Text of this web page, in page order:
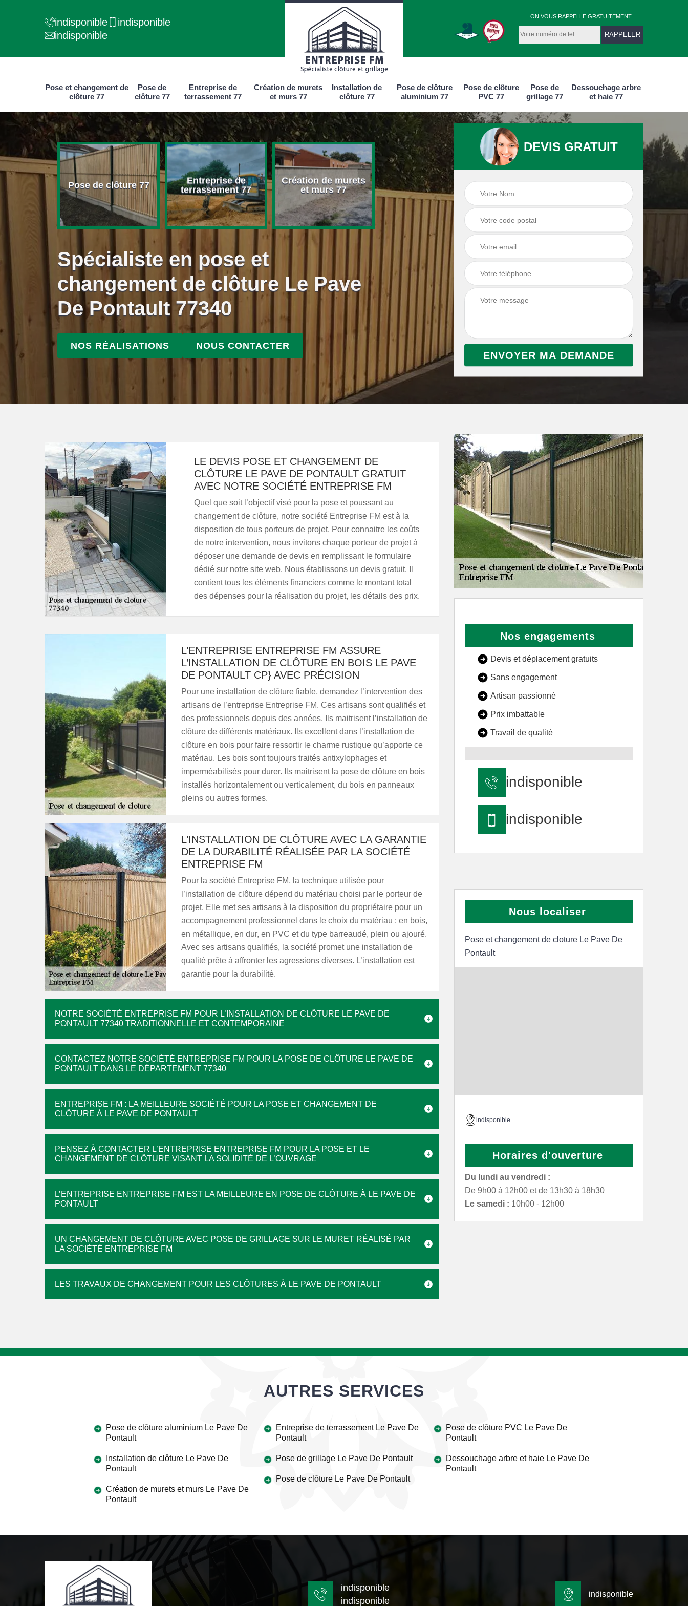
indisponible
indisponible
indisponible
ON VOUS RAPPELLE GRATUITEMENT
Pose et changement de
clôture 77
Pose de
clôture 77
Entreprise de
terrassement 77
Création de murets
et murs 77
Installation de
clôture 77
Pose de clôture
aluminium 77
Pose de clôture
PVC 77
Pose de
grillage 77
Dessouchage arbre
et haie 77
et
de
Pose de clôture 77
Entreprise de
terrassement 77
Création de murets
et murs 77
Installation de
clôture 77
Pose de clôture
Pose de clôture
PVC 77
Spécialiste en pose et
changement de clôture Le Pave
De Pontault 77340
NOS RÉALISATIONS NOUS CONTACTER
DEVIS GRATUIT
LE DEVIS POSE ET CHANGEMENT DE
CLÔTURE LE PAVE DE PONTAULT GRATUIT
AVEC NOTRE SOCIÉTÉ ENTREPRISE FM
Quel que soit l’objectif visé pour la pose et poussant au
changement de clôture, notre société Entreprise FM est à la
disposition de tous porteurs de projet. Pour connaitre les coûts
de notre intervention, nous invitons chaque porteur de projet à
déposer une demande de devis en remplissant le formulaire
dédié sur notre site web. Nous établissons un devis gratuit. Il
contient tous les éléments financiers comme le montant total
des dépenses pour la réalisation du projet, les détails des prix.
L’ENTREPRISE ENTREPRISE FM ASSURE
L’INSTALLATION DE CLÔTURE EN BOIS LE PAVE
DE PONTAULT CP} AVEC PRÉCISION
Pour une installation de clôture fiable, demandez l’intervention des
artisans de l’entreprise Entreprise FM. Ces artisans sont qualifiés et
des professionnels depuis des années. Ils maitrisent l’installation de
clôture de différents matériaux. Ils excellent dans l’installation de
clôture en bois pour faire ressortir le charme rustique qu’apporte ce
matériau. Les bois sont toujours traités antixylophages et
imperméabilisés pour durer. Ils maitrisent la pose de clôture en bois
installés horizontalement ou verticalement, du bois en panneaux
pleins ou autres formes.
L’INSTALLATION DE CLÔTURE AVEC LA GARANTIE
DE LA DURABILITÉ RÉALISÉE PAR LA SOCIÉTÉ
ENTREPRISE FM
Pour la société Entreprise FM, la technique utilisée pour
l’installation de clôture dépend du matériau choisi par le porteur de
projet. Elle met ses artisans à la disposition du propriétaire pour un
accompagnement professionnel dans le choix du matériau : en bois,
en métallique, en dur, en PVC et du type barreaudé, plein ou ajouré.
Avec ses artisans qualifiés, la société promet une installation de
qualité prête à affronter les agressions diverses. L’installation est
garantie pour la durabilité.
NOTRE SOCIÉTÉ ENTREPRISE FM POUR L’INSTALLATION DE CLÔTURE LE PAVE DE
PONTAULT 77340 TRADITIONNELLE ET CONTEMPORAINE
CONTACTEZ NOTRE SOCIÉTÉ ENTREPRISE FM POUR LA POSE DE CLÔTURE LE PAVE DE
PONTAULT DANS LE DÉPARTEMENT 77340
ENTREPRISE FM : LA MEILLEURE SOCIÉTÉ POUR LA POSE ET CHANGEMENT DE
CLÔTURE À LE PAVE DE PONTAULT
PENSEZ À CONTACTER L’ENTREPRISE ENTREPRISE FM POUR LA POSE ET LE
CHANGEMENT DE CLÔTURE VISANT LA SOLIDITÉ DE L’OUVRAGE
L’ENTREPRISE ENTREPRISE FM EST LA MEILLEURE EN POSE DE CLÔTURE À LE PAVE DE
PONTAULT
UN CHANGEMENT DE CLÔTURE AVEC POSE DE GRILLAGE SUR LE MURET RÉALISÉ PAR
LA SOCIÉTÉ ENTREPRISE FM
LES TRAVAUX DE CHANGEMENT POUR LES CLÔTURES À LE PAVE DE PONTAULT
Nos engagements
Devis et déplacement gratuits
Sans engagement
Artisan passionné
Prix imbattable
Travail de qualité
indisponible
indisponible
Nous localiser
Pose et changement de cloture Le Pave De
Pontault
indisponible
Horaires d'ouverture
Du lundi au vendredi :
De 9h00 à 12h00 et de 13h30 à 18h30
Le samedi : 10h00 - 12h00
AUTRES SERVICES
Pose de clôture aluminium Le Pave De
Pontault
Installation de clôture Le Pave De
Pontault
Création de murets et murs Le Pave De
Pontault
Entreprise de terrassement Le Pave De
Pontault
Pose de grillage Le Pave De Pontault
Pose de clôture Le Pave De Pontault
Pose de clôture PVC Le Pave De
Pontault
Dessouchage arbre et haie Le Pave De
Pontault
indisponible
indisponible
indisponible